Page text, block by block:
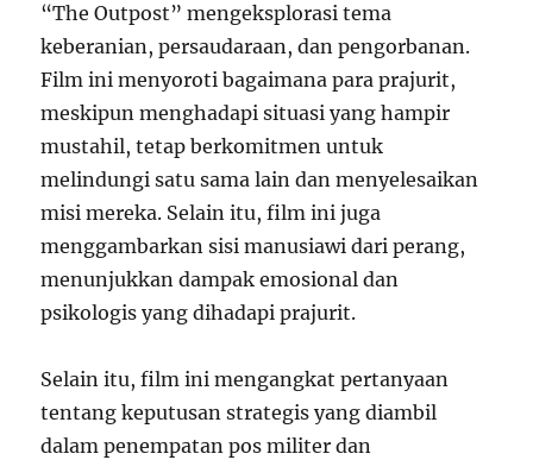
“The Outpost” mengeksplorasi tema
keberanian, persaudaraan, dan pengorbanan.
Film ini menyoroti bagaimana para prajurit,
meskipun menghadapi situasi yang hampir
mustahil, tetap berkomitmen untuk
melindungi satu sama lain dan menyelesaikan
misi mereka. Selain itu, film ini juga
menggambarkan sisi manusiawi dari perang,
menunjukkan dampak emosional dan
psikologis yang dihadapi prajurit.
Selain itu, film ini mengangkat pertanyaan
tentang keputusan strategis yang diambil
dalam penempatan pos militer dan